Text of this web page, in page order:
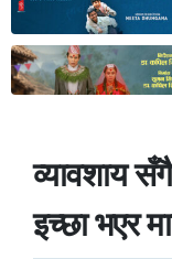
व्यावशाय
इच्छा भएर